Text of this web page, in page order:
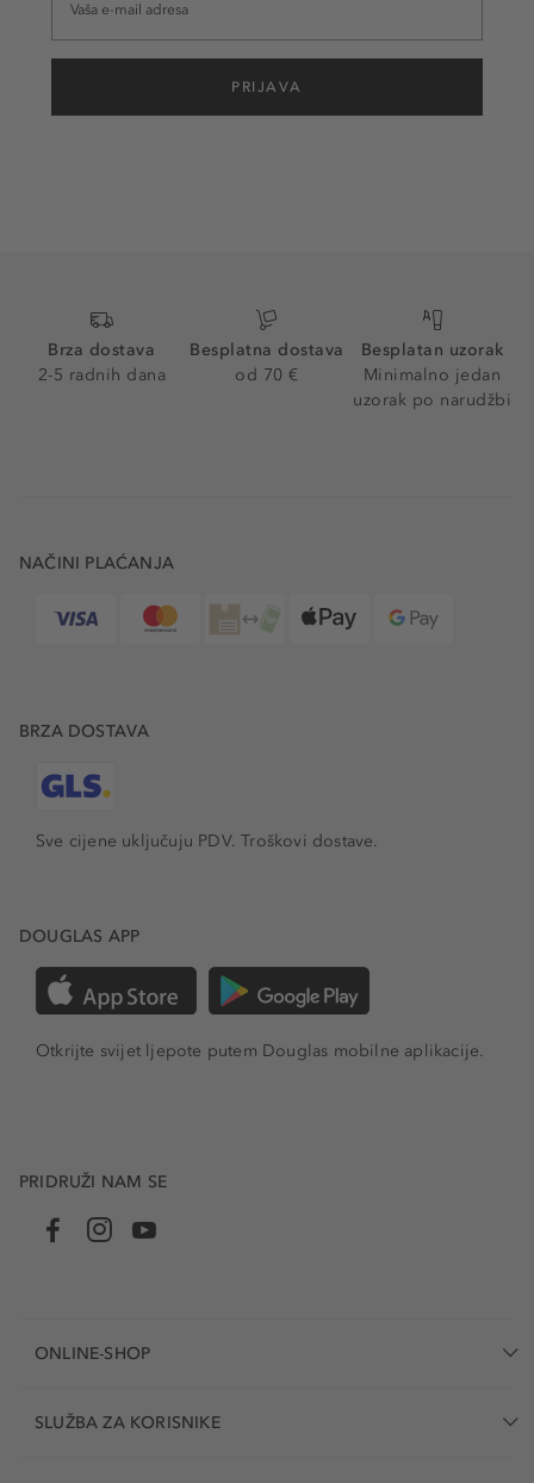
PRIJAVA
Brza dostava
2-5 radnih dana
Besplatna dostava
od 70 €
Besplatan uzorak
Minimalno jedan
uzorak po narudžbi
NAČINI PLAĆANJA
BRZA DOSTAVA
Sve cijene uključuju PDV.Troškovi dostave.
DOUGLAS APP
Otkrijte svijet ljepote putem Douglas mobilne aplikacije.
PRIDRUŽI NAM SE
ONLINE-SHOP
SLUŽBA ZA KORISNIKE